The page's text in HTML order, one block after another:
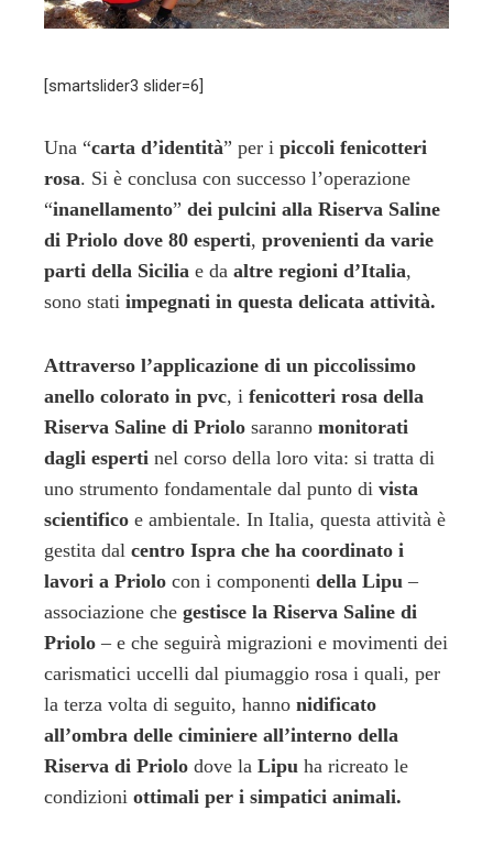
[smartslider3 slider=6]
Una “carta d’identità” per i piccoli fenicotteri
rosa. Si è conclusa con successo l’operazione
“inanellamento” dei pulcini alla Riserva Saline
di Priolo dove 80 esperti, provenienti da varie
parti della Sicilia e da altre regioni d’Italia,
sono stati impegnati in questa delicata attività.
Attraverso l’applicazione di un piccolissimo
anello colorato in pvc, i fenicotteri rosa della
Riserva Saline di Priolo saranno monitorati
dagli esperti nel corso della loro vita: si tratta di
uno strumento fondamentale dal punto di vista
scientifico e ambientale. In Italia, questa attività è
gestita dal centro Ispra che ha coordinato i
lavori a Priolo con i componenti della Lipu –
associazione che gestisce la Riserva Saline di
Priolo – e che seguirà migrazioni e movimenti dei
carismatici uccelli dal piumaggio rosa i quali, per
la terza volta di seguito, hanno nidificato
all’ombra delle ciminiere all’interno della
Riserva di Priolo dove la Lipu ha ricreato le
condizioni ottimali per i simpatici animali.